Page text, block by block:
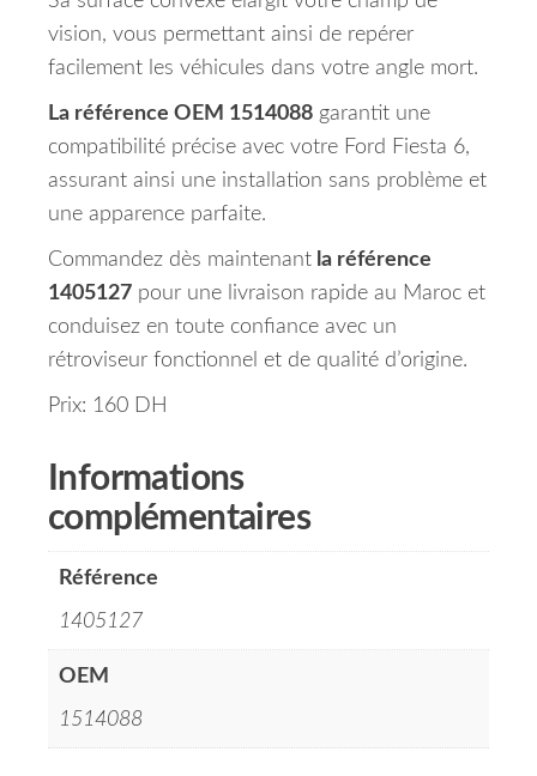
vision, vous permettant ainsi de repérer
facilement les véhicules dans votre angle mort.
La référence OEM 1514088 garantit une
compatibilité précise avec votre Ford Fiesta 6,
assurant ainsi une installation sans problème et
une apparence parfaite.
Commandez dès maintenant la référence
1405127 pour une livraison rapide au Maroc et
conduisez en toute confiance avec un
rétroviseur fonctionnel et de qualité d’origine.
Prix: 160 DH
Informations
complémentaires
Référence
1405127
OEM
1514088